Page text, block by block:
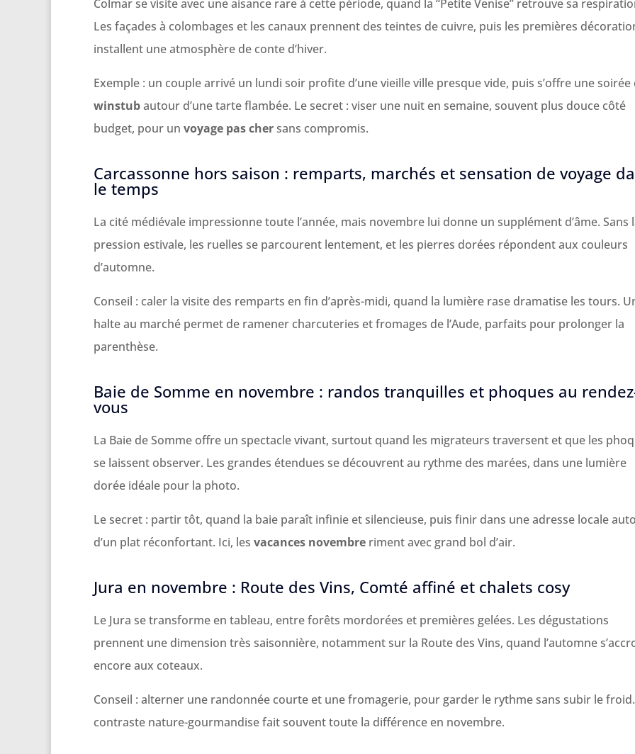
Colmar se visite avec une aisance rare à cette période, quand la “Petite Venise” retrouve sa
Les façades à colombages et les canaux prennent des teintes de cuivre, puis les premières
installent une atmosphère de conte d’hiver.
Exemple : un couple arrivé un lundi soir profite d’une vieille ville presque vide, puis s’offre une soirée
winstubautour d’une tarte flambée. Le secret : viser une nuit en semaine, souvent plus douce côté
budget, pour un voyage pas chersans compromis.
Carcassonne hors saison : remparts, marchés et sensation de voyage
le temps
La cité médiévale impressionne toute l’année, mais novembre lui donne un supplément d’âme. Sans
pression estivale, les ruelles se parcourent lentement, et les pierres dorées répondent aux couleurs
d’automne.
Conseil : caler la visite des remparts en fin d’après-midi, quand la lumière rase dramatise les tours.
halte au marché permet de ramener charcuteries et fromages de l’Aude, parfaits pour prolonger la
parenthèse.
Baie de Somme en novembre : randos tranquilles et phoques au
vous
La Baie de Somme offre un spectacle vivant, surtout quand les migrateurs traversent et que les
se laissent observer. Les grandes étendues se découvrent au rythme des marées, dans une lumière
dorée idéale pour la photo.
Le secret : partir tôt, quand la baie paraît infinie et silencieuse, puis finir dans une adresse locale
d’un plat réconfortant. Ici, les vacances novembre riment avec grand bol d’air.
Jura en novembre : Route des Vins, Comté affiné et chalets cosy
Le Jura se transforme en tableau, entre forêts mordorées et premières gelées. Les dégustations
prennent une dimension très saisonnière, notamment sur la Route des Vins, quand l’automne
encore aux coteaux.
Conseil : alterner une randonnée courte et une fromagerie, pour garder le rythme sans subir le
contraste nature-gourmandise fait souvent toute la différence en novembre.